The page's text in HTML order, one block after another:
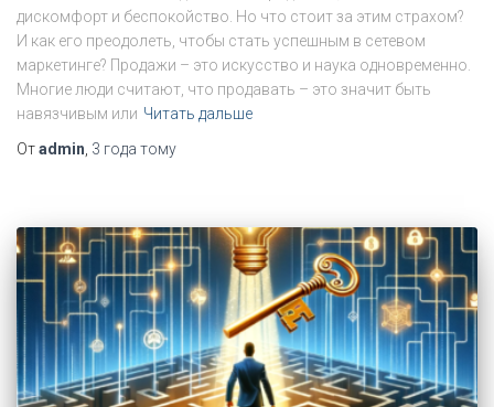
дискомфорт и беспокойство. Но что стоит за этим страхом?
И как его преодолеть, чтобы стать успешным в сетевом
маркетинге? Продажи – это искусство и наука одновременно.
Многие люди считают, что продавать – это значит быть
навязчивым или Читать дальше
Отadmin 3 года тому